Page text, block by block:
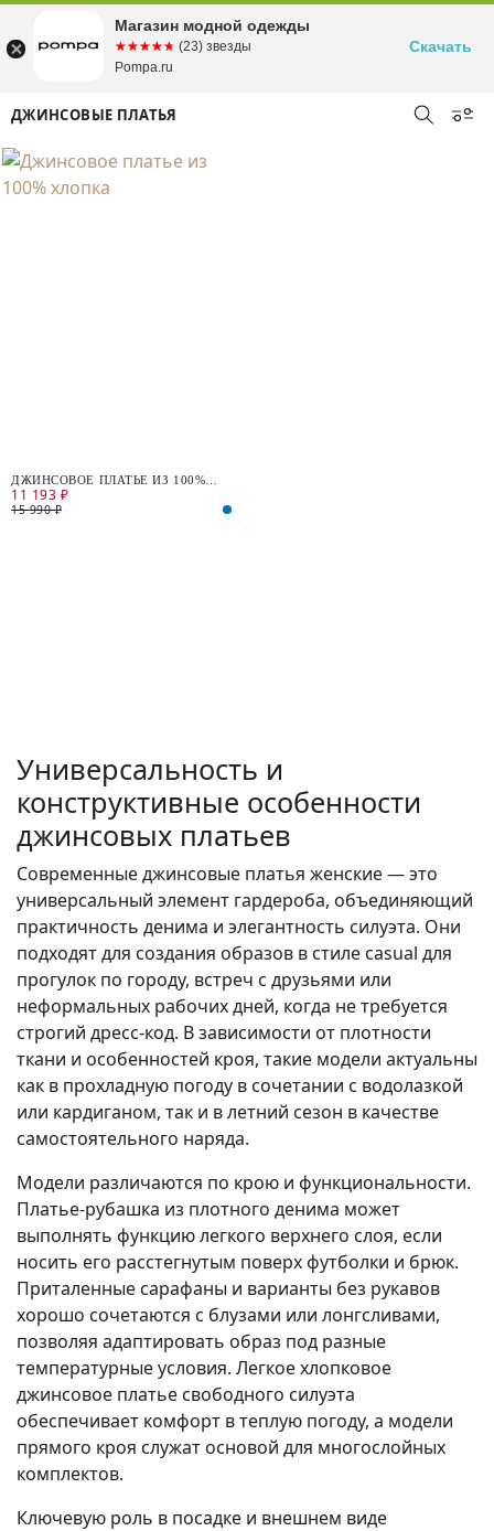
ДЖИНСОВЫЕ ПЛАТЬЯ
ДЖИНСОВОЕ ПЛАТЬЕ ИЗ 100%
ХЛОПКА
11 193 ₽
15 990 ₽
Универсальность и
конструктивные особенности
джинсовых платьев
Современные джинсовые платья женские — это
универсальный элемент гардероба, объединяющий
практичность денима и элегантность силуэта. Они
подходят для создания образов в стиле casual для
прогулок по городу, встреч с друзьями или
неформальных рабочих дней, когда не требуется
строгий дресс-код. В зависимости от плотности
ткани и особенностей кроя, такие модели актуальны
как в прохладную погоду в сочетании с водолазкой
или кардиганом, так и в летний сезон в качестве
самостоятельного наряда.
Модели различаются по крою и функциональности.
Платье-рубашка из плотного денима может
выполнять функцию легкого верхнего слоя, если
носить его расстегнутым поверх футболки и брюк.
Приталенные сарафаны и варианты без рукавов
хорошо сочетаются с блузами или лонгсливами,
позволяя адаптировать образ под разные
температурные условия. Легкое хлопковое
джинсовое платье свободного силуэта
обеспечивает комфорт в теплую погоду, а модели
прямого кроя служат основой для многослойных
комплектов.
Ключевую роль в посадке и внешнем виде
Магазин модной одежды
☆☆☆☆☆
★★★★★ (23) звезды
Pompa.ru
Скачать